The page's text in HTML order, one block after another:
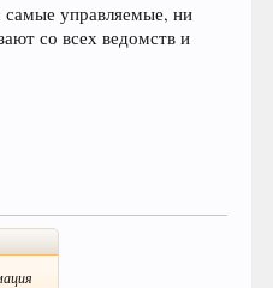
самые управляемые, ни
со всех ведомств и